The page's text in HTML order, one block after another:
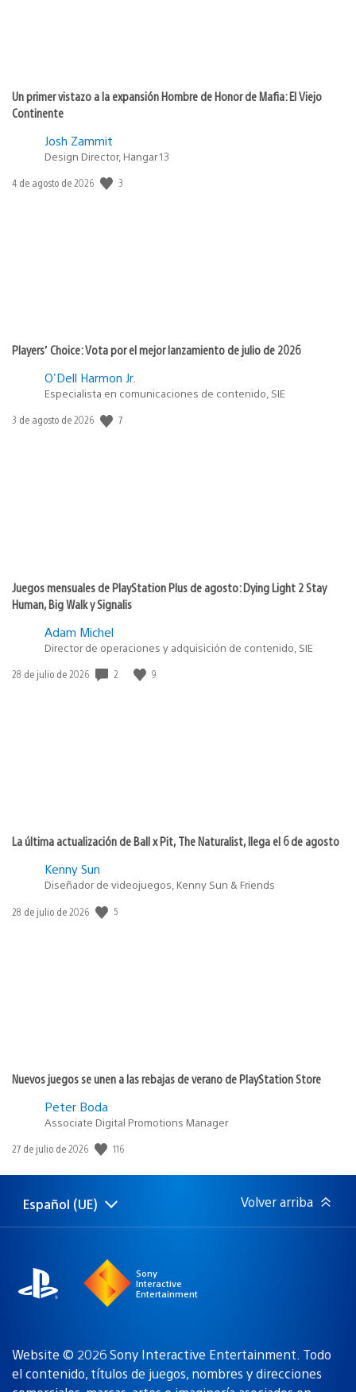
Un primer vistazo a la expansión Hombre de Honor de Mafia: El Viejo
Continente
Josh Zammit
Design Director, Hangar 13
Fecha
4 de agosto de 2026 3
Players’ Choice: Vota por el mejor lanzamiento de julio de 2026
O'Dell Harmon Jr.
Especialista en comunicaciones de contenido, SIE
Fecha
3 de agosto de 2026 7
Juegos mensuales de PlayStation Plus de agosto: Dying Light 2 Stay
Human, Big Walk y Signalis
Adam Michel
Director de operaciones y adquisición de contenido, SIE
Fecha
28 de julio de 2026 2 9
La última actualización de Ball x Pit, The Naturalist, llega el 6 de agosto
Kenny Sun
Diseñador de videojuegos, Kenny Sun & Friends
Fecha
28 de julio de 2026 5
Nuevos juegos se unen a las rebajas de verano de PlayStation Store
Peter Boda
Associate Digital Promotions Manager
Fecha
publicación:
27 de julio de 2026 116
Selecciona
una
Región
actual:
Español (UE) Volver arriba
Sony
Interactive
Entertainment
Website © 2026 Sony Interactive Entertainment. Todo
el contenido, títulos de juegos, nombres y direcciones